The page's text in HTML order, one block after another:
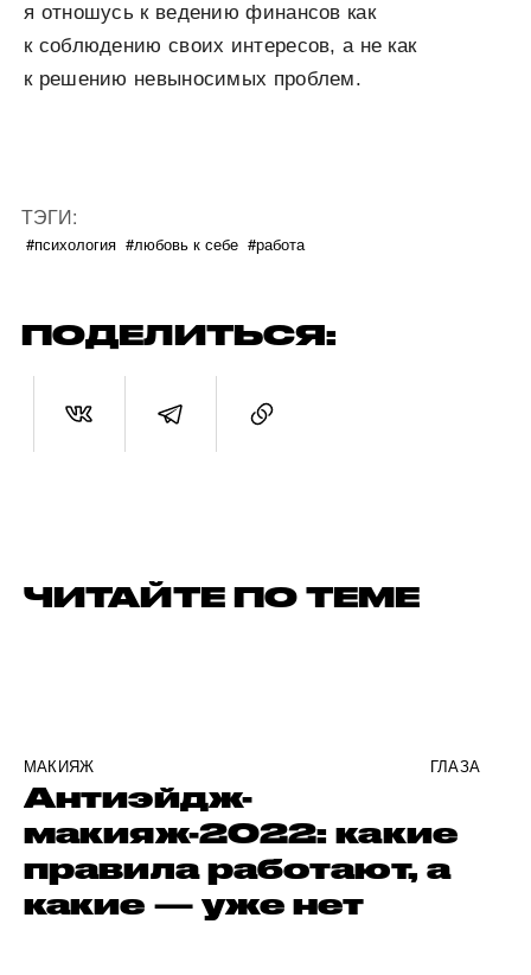
я отношусь к ведению финансов как
к соблюдению своих интересов, а не как
к решению невыносимых проблем.
ТЭГИ:
#психология #любовь к себе #работа
ПОДЕЛИТЬСЯ:
ЧИТАЙТЕ ПО ТЕМЕ
МАКИЯЖ ГЛАЗА
Антиэйдж-
макияж-2022: какие
правила работают, а
какие — уже нет